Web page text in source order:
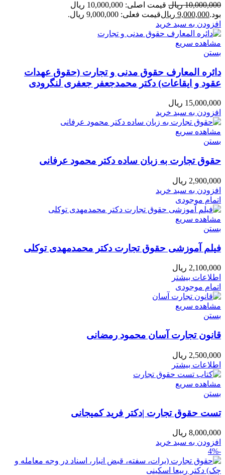
10,000,000 ریال
قیمت اصلی: 10,000,000 ریال
بود.9,000,000 ریالقیمت فعلی: 9,000,000 ریال.
افزودن به سبد خرید
مشاهده سریع
بستن
دائره المعارف حقوق مدنی و تجارت (حقوق عهدات
عقود و ایقاعات) دکتر محمدجعفر جعفری لنگرودی
15,000,000 ریال
افزودن به سبد خرید
مشاهده سریع
بستن
حقوق تجارت به زبان ساده دکتر محمود عرفانی
2,900,000 ریال
افزودن به سبد خرید
اتمام موجودی
مشاهده سریع
بستن
فیلم آموزشی حقوق تجارت دکتر محمدمهدی توکلی
2,100,000 ریال
اطلاعات بیشتر
اتمام موجودی
مشاهده سریع
بستن
قانون تجارت آسان محمود رمضانی
2,500,000 ریال
اطلاعات بیشتر
مشاهده سریع
بستن
تست حقوق تجارت |دکتر فرید کمیجانی
8,000,000 ریال
افزودن به سبد خرید
-4%